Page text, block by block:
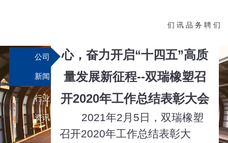
们 讯 品 务 聘 们
公司
新闻
行业
资讯
不忘初心 牢记使命，勠力同
心，奋力开启“十四五”高质
量发展新征程--双瑞橡塑召
开2020年工作总结表彰大会
2021年2月5日，双瑞橡塑
召开2020年工作总结表彰大